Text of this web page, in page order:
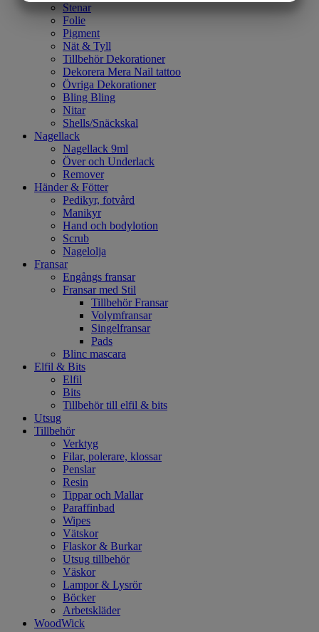
Stenar
Folie
Pigment
Nät & Tyll
Tillbehör Dekorationer
Dekorera Mera Nail tattoo
Övriga Dekorationer
Bling Bling
Nitar
Shells/Snäckskal
Nagellack
Nagellack 9ml
Över och Underlack
Remover
Händer & Fötter
Pedikyr, fotvård
Manikyr
Hand och bodylotion
Scrub
Nagelolja
Fransar
Engångs fransar
Fransar med Stil
Tillbehör Fransar
Volymfransar
Singelfransar
Pads
Blinc mascara
Elfil & Bits
Elfil
Bits
Tillbehör till elfil & bits
Utsug
Tillbehör
Verktyg
Filar, polerare, klossar
Penslar
Resin
Tippar och Mallar
Paraffinbad
Wipes
Vätskor
Flaskor & Burkar
Utsug tillbehör
Väskor
Lampor & Lysrör
Böcker
Arbetskläder
WoodWick
MARKNADSFÖRING